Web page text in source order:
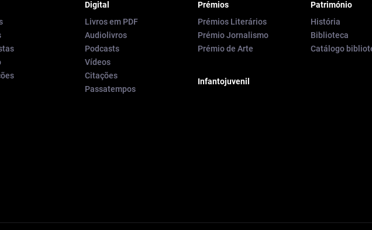
Digital
Livros em PDF
Audiolivros
Podcasts
Vídeos
Citações
Passatempos
Prémios
Prémios Literários
Prémio Jornalismo
Prémio de Arte
Infantojuvenil
Património
História
Biblioteca
Catálogo